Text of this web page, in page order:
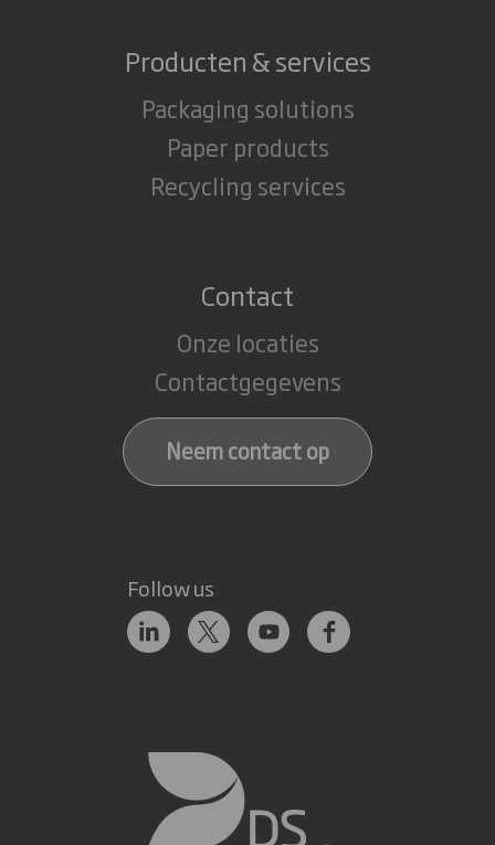
Producten & services
Packaging solutions
Paper products
Recycling services
Contact
Onze locaties
Contactgegevens
Neem contact op
Follow us